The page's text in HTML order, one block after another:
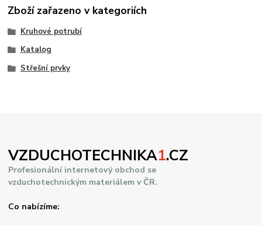
Zboží zařazeno v kategoriích
Kruhové potrubí
Katalog
Střešní prvky
VZDUCHOTECHNIKA1.CZ
Profesionální internetový obchod se
vzduchotechnickým materiálem v ČR.
Co nabízíme: